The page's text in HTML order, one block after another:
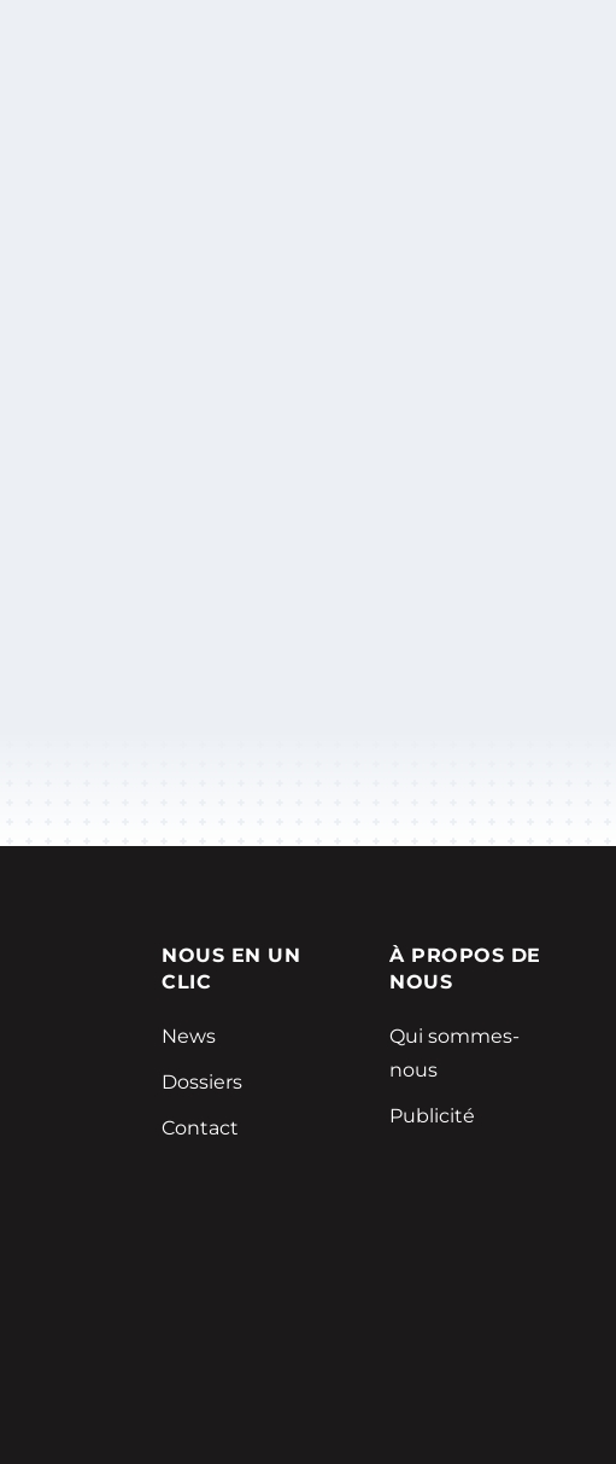
NOUS EN UN
CLIC
News
Dossiers
Contact
À PROPOS DE
NOUS
Qui sommes-
nous
Publicité